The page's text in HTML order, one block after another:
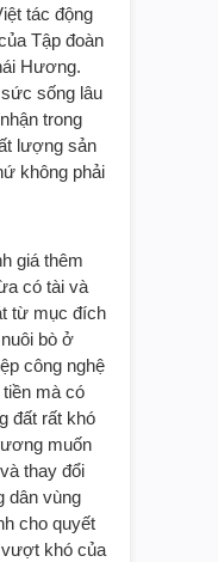
tác động
Tập đoàn
Hương.
sống lâu
trong
lượng sản
không phải
giá thêm
có tài và
từ mục đích
bò ở
công nghệ
mà có
đất rất khó
muốn
thay đổi
dân vùng
cho quyết
vượt khó của